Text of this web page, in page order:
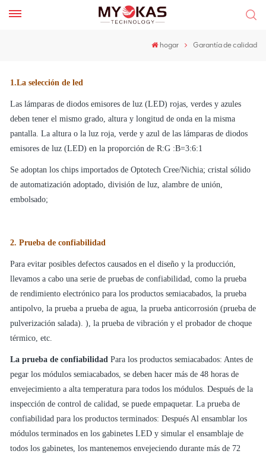
hogar Garantía de calidad
1.La selección de led
Las lámparas de diodos emisores de luz (LED) rojas, verdes y azules
deben tener el mismo grado, altura y longitud de onda en la misma
pantalla. La altura o la luz roja, verde y azul de las lámparas de diodos
emisores de luz (LED) en la proporción de R:G :B=3:6:1
Se adoptan los chips importados de Optotech Cree/Nichia; cristal sólido
de automatización adoptado, división de luz, alambre de unión,
embolsado;
2. Prueba de confiabilidad
Para evitar posibles defectos causados en el diseño y la producción,
llevamos a cabo una serie de pruebas de confiabilidad, como la prueba
de rendimiento electrónico para los productos semiacabados, la prueba
antipolvo, la prueba a prueba de agua, la prueba anticorrosión (prueba de
pulverización salada). ), la prueba de vibración y el probador de choque
térmico, etc.
La prueba de confiabilidad Para los productos semiacabados: Antes de
pegar los módulos semiacabados, se deben hacer más de 48 horas de
envejecimiento a alta temperatura para todos los módulos. Después de la
inspección de control de calidad, se puede empaquetar. La prueba de
confiabilidad para los productos terminados: Después Al ensamblar los
módulos terminados en los gabinetes LED y simular el ensamblaje de
todos los gabinetes, los mantenemos envejeciendo durante más de 72